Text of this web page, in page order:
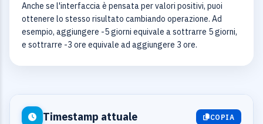
Anche se l'interfaccia è pensata per valori positivi, puoi
ottenere lo stesso risultato cambiando operazione. Ad
esempio, aggiungere -5 giorni equivale a sottrarre 5 giorni,
e sottrarre -3 ore equivale ad aggiungere 3 ore.
Timestamp attuale COPIA